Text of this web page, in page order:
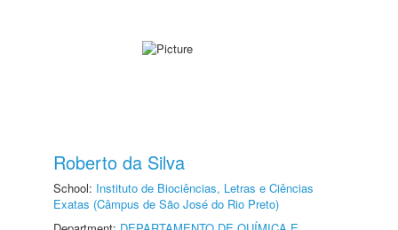
Roberto da Silva
School: Instituto de Biociências, Letras e Ciências
Exatas (Câmpus de São José do Rio Preto)